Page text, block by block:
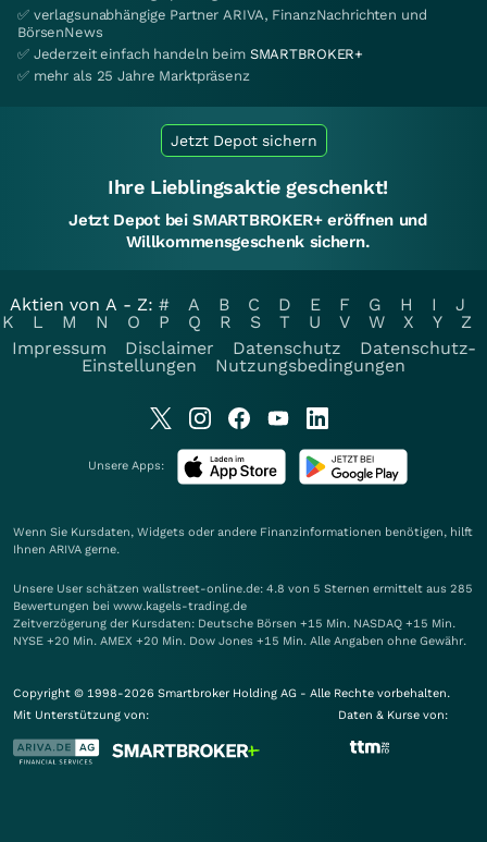
✅ verlagsunabhängige Partner ARIVA, FinanzNachrichten und
BörsenNews
✅ Jederzeit einfach handeln beim SMARTBROKER+
✅ mehr als 25 Jahre Marktpräsenz
Jetzt Depot sichern
Ihre Lieblingsaktie geschenkt!
Jetzt Depot bei SMARTBROKER+ eröffnen und
Willkommensgeschenk sichern.
Aktien von A - Z: # A B C D E F G H I
J
K
L M N O P Q R S T U V W X Y
Z
Impressum
Disclaimer Datenschutz
Datenschutz-
Einstellungen
Nutzungsbedingungen
Unsere Apps:
Wenn Sie Kursdaten, Widgets oder andere Finanzinformationen benötigen, hilft
Ihnen ARIVA gerne.
Unsere User schätzen wallstreet-online.de: 4.8 von 5 Sternen ermittelt aus 285
Bewertungen bei www.kagels-trading.de
Zeitverzögerung der Kursdaten: Deutsche Börsen +15 Min. NASDAQ +15 Min.
NYSE +20 Min. AMEX +20 Min. Dow Jones +15 Min. Alle Angaben ohne Gewähr.
Copyright © 1998-2026 Smartbroker Holding AG - Alle Rechte vorbehalten.
Mit Unterstützung von:
Daten & Kurse von: